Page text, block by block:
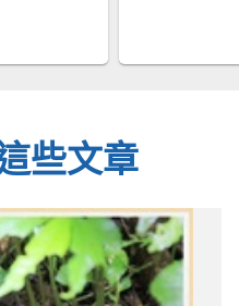
些文章